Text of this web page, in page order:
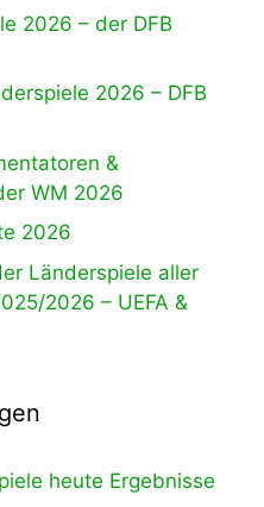
2026 – der DFB
2026 – DFB
&
WM 2026
2026
Länderspiele aller
2026 – UEFA &
heute Ergebnisse